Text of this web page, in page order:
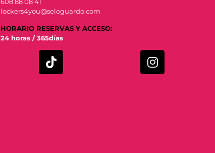
608 88 08 41
lockers4you@seloguardo.com
HORARIO RESERVAS Y ACCESO:
24 horas / 365días